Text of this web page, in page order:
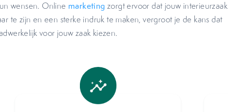
wensen. Online marketing zorgt ervoor dat jouw interieurzaak
te zijn en een sterke indruk te maken, vergroot je de kans dat
voor jouw zaak kiezen.